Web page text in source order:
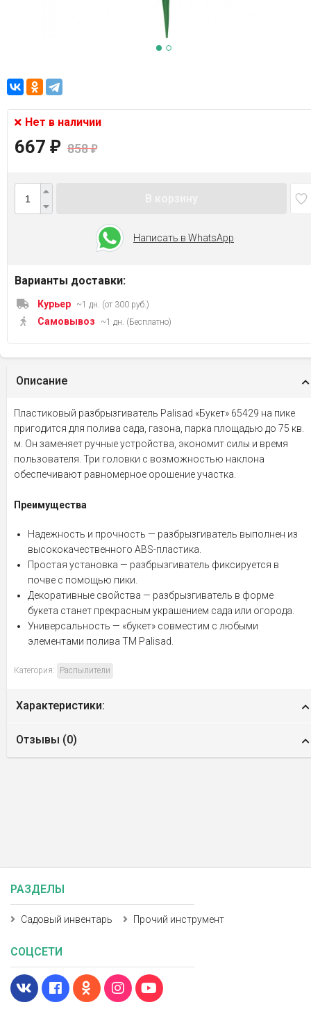
Нет в наличии
667 ₽ 858₽
Написать в WhatsApp
Варианты доставки:
Курьер ~1 дн. (от 300 руб.)
Самовывоз ~1 дн. (Бесплатно)
Описание
Пластиковый разбрызгиватель Palisad «Букет» 65429 на пике
пригодится для полива сада, газона, парка площадью до 75 кв.
м. Он заменяет ручные устройства, экономит силы и время
пользователя. Три головки с возможностью наклона
обеспечивают равномерное орошение участка.
Преимущества
Надежность и прочность — разбрызгиватель выполнен из
высококачественного ABS-пластика.
Простая установка — разбрызгиватель фиксируется в
почве с помощью пики.
Декоративные свойства — разбрызгиватель в форме
букета станет прекрасным украшением сада или огорода.
Универсальность — «букет» совместим с любыми
элементами полива ТМ Palisad.
Категория: Распылители
Характеристики:
Отзывы (0)
РАЗДЕЛЫ
Садовый инвентарь Прочий инструмент
СОЦСЕТИ